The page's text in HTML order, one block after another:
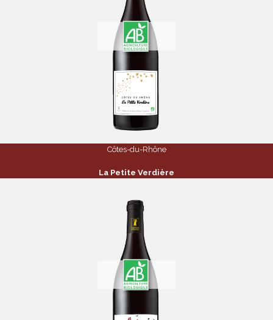
Côtes-du-Rhône
La Petite Verdière